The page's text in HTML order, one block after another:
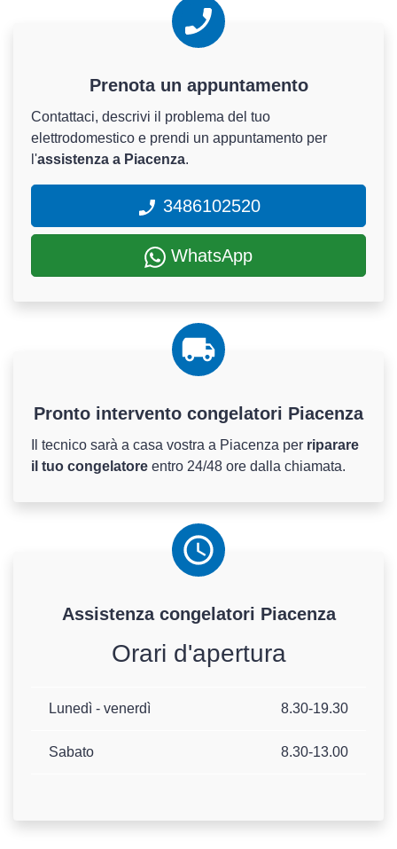
Prenota un appuntamento
Contattaci, descrivi il problema del tuo
elettrodomestico e prendi un appuntamento per
l'assistenza a Piacenza.
3486102520
WhatsApp
Pronto intervento congelatori Piacenza
Il tecnico sarà a casa vostra a Piacenza per riparare
il tuo congelatore entro 24/48 ore dalla chiamata.
Assistenza congelatori Piacenza
Orari d'apertura
Lunedì - venerdì 8.30-19.30
Sabato 8.30-13.00